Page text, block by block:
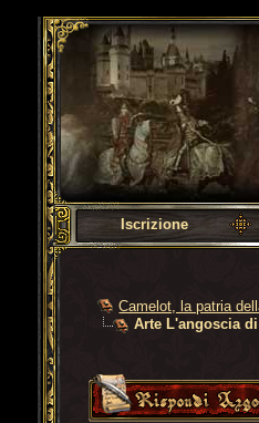
Camelot, la
Iscrizione
Camelot, la patria
Arte L'angoscia